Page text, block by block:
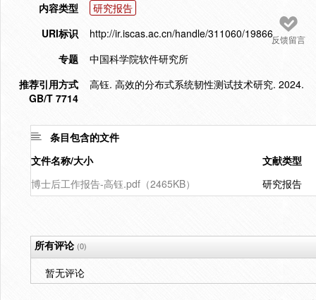
反馈留言
内容类型
研究报告
URI标识
http://ir.iscas.ac.cn/handle/311060/19866
专题
中国科学院软件研究所
推荐引用方式
GB/T 7714
高钰. 高效的分布式系统韧性测试技术研究. 2024.
条目包含的文件
文件名称/大小
文献类型
博士后工作报告-高钰.pdf（2465KB）
研究报告
所有评论(0)
暂无评论